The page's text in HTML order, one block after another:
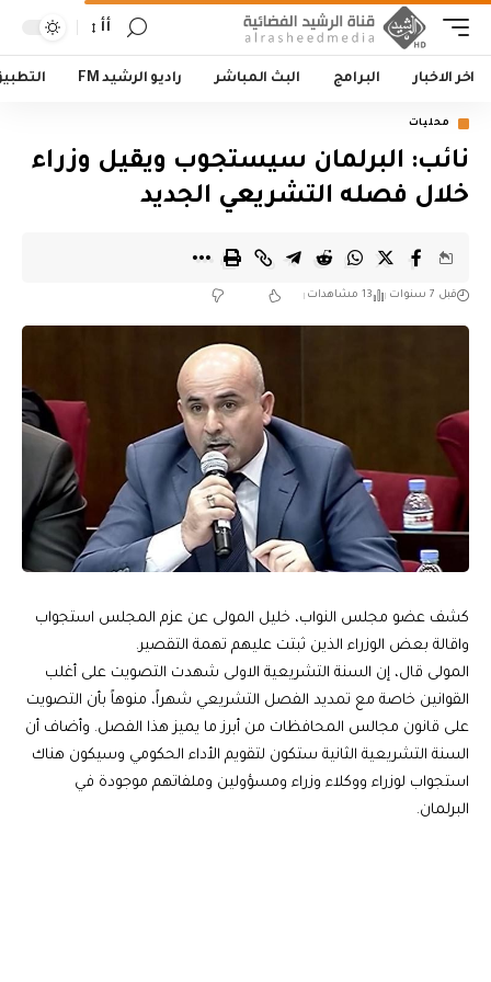
أأ
اخر الاخبار البرامج البث المباشر راديو الرشيد FM
محليات
نائب: البرلمان سيستجوب ويقيل وزراء
خلال فصله التشريعي الجديد
قبل 7 سنوات 13 مشاهدات
كشف عضو مجلس النواب، خليل المولى عن عزم المجلس استجواب
واقالة بعض الوزراء الذين ثبتت عليهم تهمة التقصير.
المولى قال، إن السنة التشريعية الاولى شهدت التصويت على أغلب
القوانين خاصة مع تمديد الفصل التشريعي شهراً، منوهاً بأن التصويت
على قانون مجالس المحافظات من أبرز ما يميز هذا الفصل. وأضاف أن
السنة التشريعية الثانية ستكون لتقويم الأداء الحكومي وسيكون هناك
استجواب لوزراء ووكلاء وزراء ومسؤولين وملفاتهم موجودة في
البرلمان.